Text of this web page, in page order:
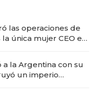
las operaciones de
la única mujer CEO en
la Argentina con su
un imperio